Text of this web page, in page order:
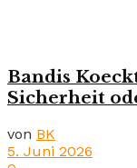
Bandis
Sicherheit
von BK
5. Juni 2026